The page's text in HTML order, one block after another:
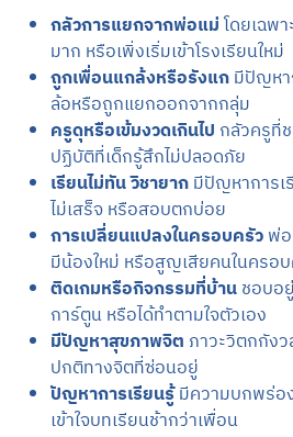
กลัวการแยกจากพ่อแม่โดยเฉพ
มาก หรือเพิ่งเริ่มเข้าโรงเรียนใหม่
ถูกเพื่อนแกล้งหรือรังแกมีปัญหา
ล้อหรือถูกแยกออกจากกลุ่ม
ครูดุหรือเข้มงวดเกินไป กลัวครูที่
ปฏิบัติที่เด็กรู้สึกไม่ปลอดภัย
เรียนไม่ทัน วิชายากมีปัญหาการเ
ไม่เสร็จ หรือสอบตกบ่อย
การเปลี่ยนแปลงในครอบครัวพ่อ
มีน้องใหม่ หรือสูญเสียคนในครอ
ติดเกมหรือกิจกรรมที่บ้านชอบอยู่
การ์ตูน หรือได้ทำตามใจตัวเอง
มีปัญหาสุขภาพจิต ภาวะวิตกกัง
ปกติทางจิตที่ซ่อนอยู่
ปัญหาการเรียนรู้มีความบกพร่อ
เข้าใจบทเรียนช้ากว่าเพื่อน